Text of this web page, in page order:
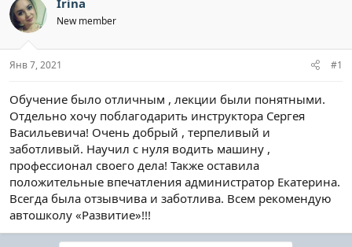
о
р
е
м
а
н
ч
а
а
Irina
New member
Янв 7, 2021 #1
Обучение было отличным , лекции были понятными.
Отдельно хочу поблагодарить инструктора Сергея
Васильевича! Очень добрый , терпеливый и
заботливый. Научил с нуля водить машину ,
профессионал своего дела! Также оставила
положительные впечатления администратор Екатерина.
Всегда была отзывчива и заботлива. Всем рекомендую
автошколу «Развитие»!!!